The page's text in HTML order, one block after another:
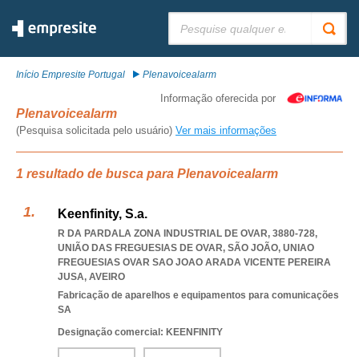
Início Empresite Portugal Plenavoicealarm
Informação oferecida por
Plenavoicealarm
(Pesquisa solicitada pelo usuário) Ver mais informações
1 resultado de busca para Plenavoicealarm
Keenfinity, S.a.
R DA PARDALA ZONA INDUSTRIAL DE OVAR, 3880-728,
UNIÃO DAS FREGUESIAS DE OVAR, SÃO JOÃO, UNIAO
FREGUESIAS OVAR SAO JOAO ARADA VICENTE PEREIRA
JUSA, AVEIRO
Fabricação de aparelhos e equipamentos para comunicações
SA
Designação comercial: KEENFINITY